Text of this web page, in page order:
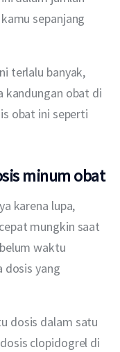
sepanjang
terlalu banyak,
kandungan obat di
obat ini seperti
minum obat
karena lupa,
mungkin saat
waktu
dosis yang
dosis dalam satu
clopidogrel di